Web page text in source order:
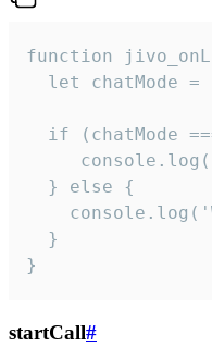
function
let chatMode =
if (chatMode
  } else {
  }
}
startCall#